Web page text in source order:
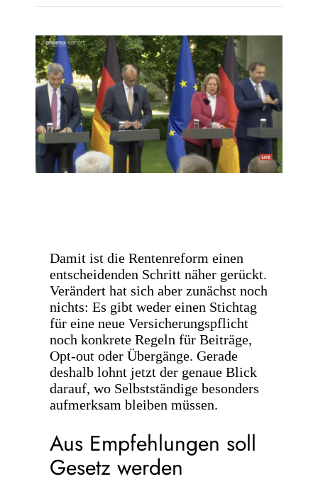
Damit ist die Rentenreform einen
entscheidenden Schritt näher gerückt.
Verändert hat sich aber zunächst noch
nichts: Es gibt weder einen Stichtag
für eine neue Versicherungspflicht
noch konkrete Regeln für Beiträge,
Opt-out oder Übergänge. Gerade
deshalb lohnt jetzt der genaue Blick
darauf, wo Selbstständige besonders
aufmerksam bleiben müssen.
Aus Empfehlungen soll
Gesetz werden